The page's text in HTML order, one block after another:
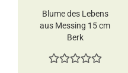
Blume des Lebens
aus Messing 15 cm
Berk